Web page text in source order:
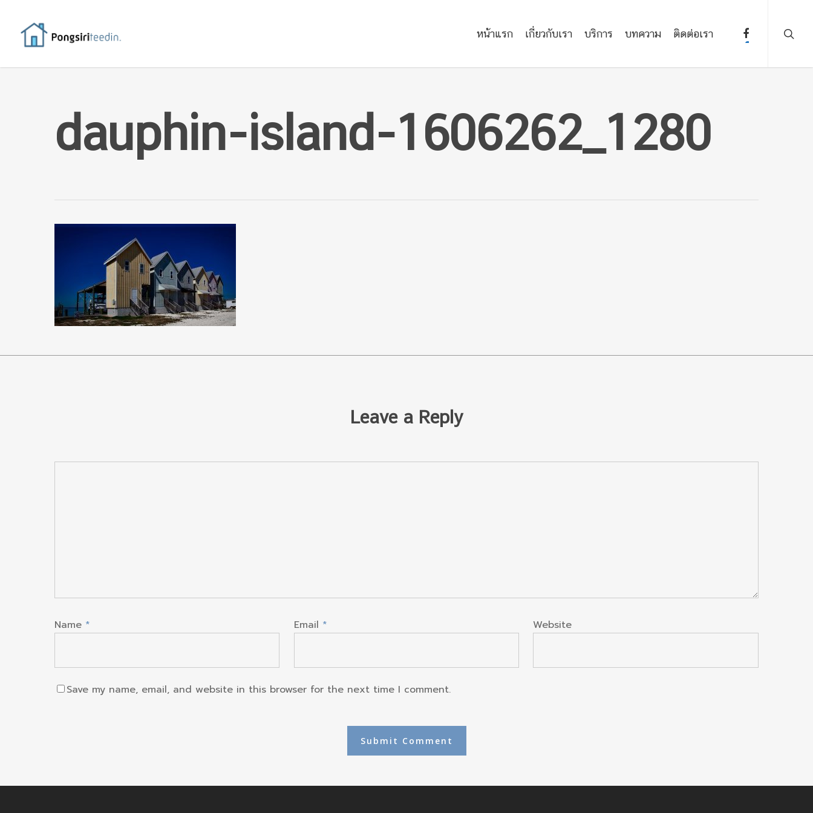
หน้าแรก เกี่ยวกับเรา บริการ บทความ ติดต่อเรา
dauphin-island-1606262_1280
Leave a Reply
Name * Email * Website
Save my name, email, and website in this browser for the next time I comment.